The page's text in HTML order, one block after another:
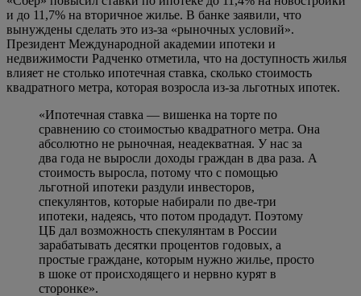
и до 11,7% на вторичное жилье. В банке заявили, что
вынуждены сделать это из-за «рыночных условий».
Президент Международной академии ипотеки и
недвижимости Радченко отметила, что на доступность жилья
влияет не столько ипотечная ставка, сколько стоимость
квадратного метра, которая возросла из-за льготных ипотек.
«Ипотечная ставка — вишенка на торте по
сравнению со стоимостью квадратного метра. Она
абсолютно не рыночная, неадекватная. У нас за
два года не выросли доходы граждан в два раза. А
стоимость выросла, потому что с помощью
льготной ипотеки раздули инвесторов,
спекулянтов, которые набирали по две-три
ипотеки, надеясь, что потом продадут. Поэтому
ЦБ дал возможность спекулянтам в России
зарабатывать десятки процентов годовых, а
простые граждане, которым нужно жилье, просто
в шоке от происходящего и нервно курят в
сторонке».